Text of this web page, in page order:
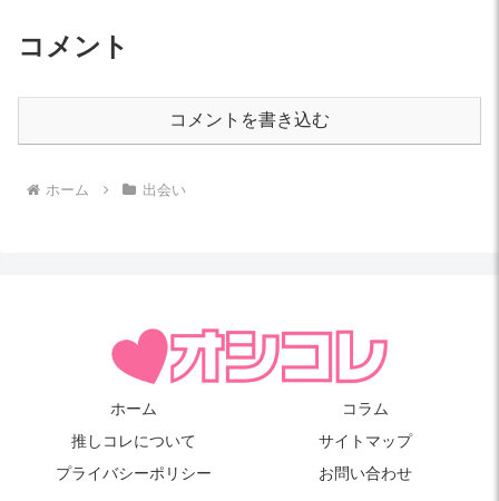
コメント
コメントを書き込む
ホーム 出会い
ホーム
コラム
推しコレについて
サイトマップ
プライバシーポリシー
お問い合わせ